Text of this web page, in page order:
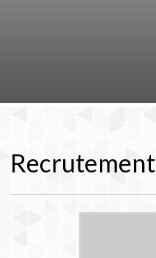
Recrutement